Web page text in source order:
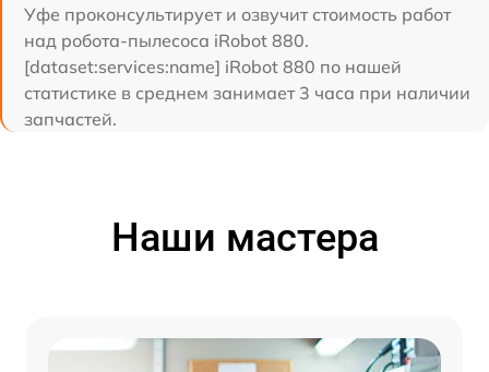
Уфе проконсультирует и озвучит стоимость работ
над робота-пылесоса iRobot 880.
[dataset:services:name] iRobot 880 по нашей
статистике в среднем занимает 3 часа при наличии
запчастей.
Наши мастера